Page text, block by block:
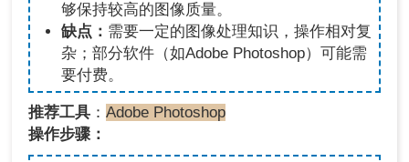
够保持较高的图像质量。
缺点： 需要一定的图像处理知识，操作相对复
杂；部分软件（如Adobe Photoshop）可能需
要付费。
推荐工具 ：Adobe Photoshop
操作步骤：